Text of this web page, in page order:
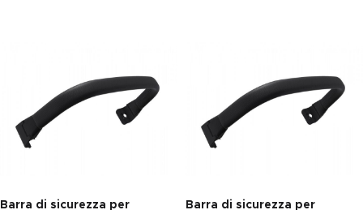
Barra di sicurezza per
Barra di sicurezza per